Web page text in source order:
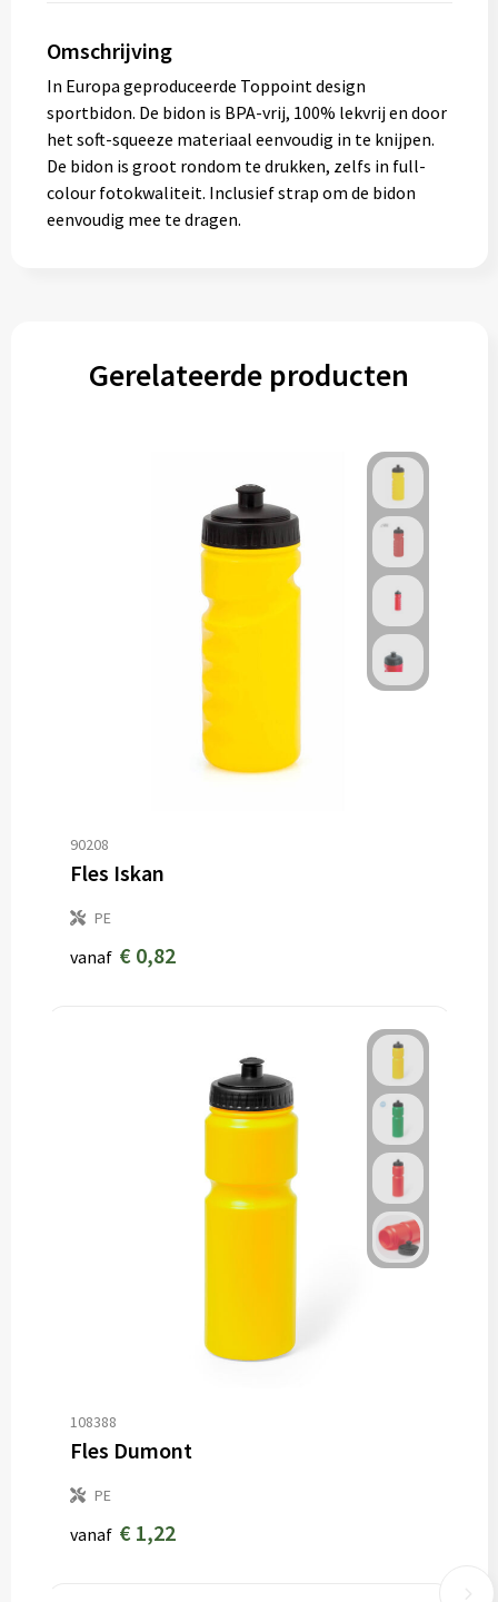
Omschrijving
In Europa geproduceerde Toppoint design
sportbidon. De bidon is BPA-vrij, 100% lekvrij en door
het soft-squeeze materiaal eenvoudig in te knijpen.
De bidon is groot rondom te drukken, zelfs in full-
colour fotokwaliteit. Inclusief strap om de bidon
eenvoudig mee te dragen.
Gerelateerde producten
90208
Fles Iskan
PE
vanaf € 0,82
108388
Fles Dumont
PE
vanaf € 1,22